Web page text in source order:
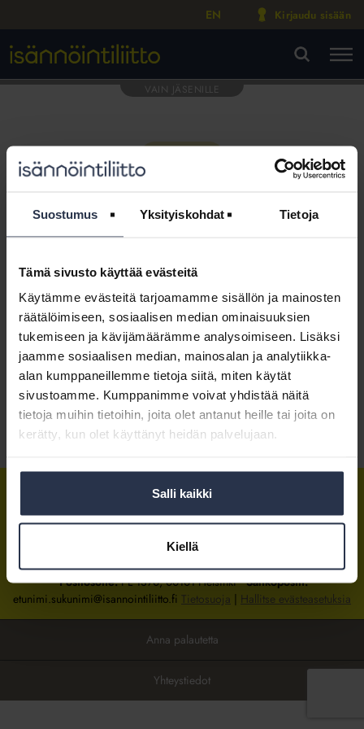
Suostumus Yksityiskohdat Tietoja
Tämä sivusto käyttää evästeitä
Käytämme evästeitä tarjoamamme sisällön ja mainosten
räätälöimiseen, sosiaalisen median ominaisuuksien
tukemiseen ja kävijämäärämme analysoimiseen. Lisäksi
jaamme sosiaalisen median, mainosalan ja analytiikka-
alan kumppaneillemme tietoja siitä, miten käytät
sivustoamme. Kumppanimme voivat yhdistää näitä
tietoja muihin tietoihin, joita olet antanut heille tai joita on
kerätty, kun olet käyttänyt heidän palvelujaan.
Salli kaikki
Kiellä
EN Kirjaudu sisään
Tämä osio on rajattu
Isännöintiliiton jäsenyritysten
henkilökunnalle
Kirjaudu sisään
Tietoa jäsenyydestä
IsännöintiliittoIsännöintiliittoIsännöintiliitto
Isännöintiliiton toimistosijaitsee Hakaniemessä Helsingissä.
Postiosoite:PL 1370, 00101 HelsinkiSähköpostit:
etunimi.sukunimi@isannointiliitto.fi Tietosuoja | Hallitse evästeasetuksia
Anna palautetta
Yhteystiedot